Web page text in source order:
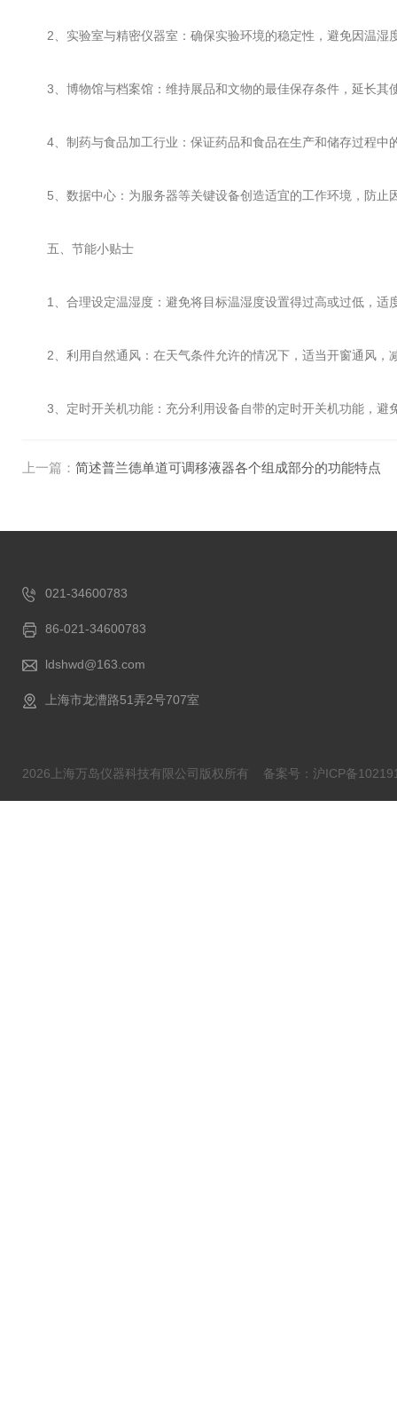
2、实验室与精密仪器室：确保实验环境的稳定性，避免因温湿
3、博物馆与档案馆：维持展品和文物的最佳保存条件，延长其
4、制药与食品加工行业：保证药品和食品在生产和储存过程中
5、数据中心：为服务器等关键设备创造适宜的工作环境，防止
五、节能小贴士
1、合理设定温湿度：避免将目标温湿度设置得过高或过低，适
2、利用自然通风：在天气条件允许的情况下，适当开窗通风，
3、定时开关机功能：充分利用设备自带的定时开关机功能，避
上一篇： 简述普兰德单道可调移液器各个组成部分的功能特点
021-34600783
86-021-34600783
ldshwd@163.com
上海市龙漕路51弄2号707室
2026上海万岛仪器科技有限公司版权所有 备案号：沪ICP备